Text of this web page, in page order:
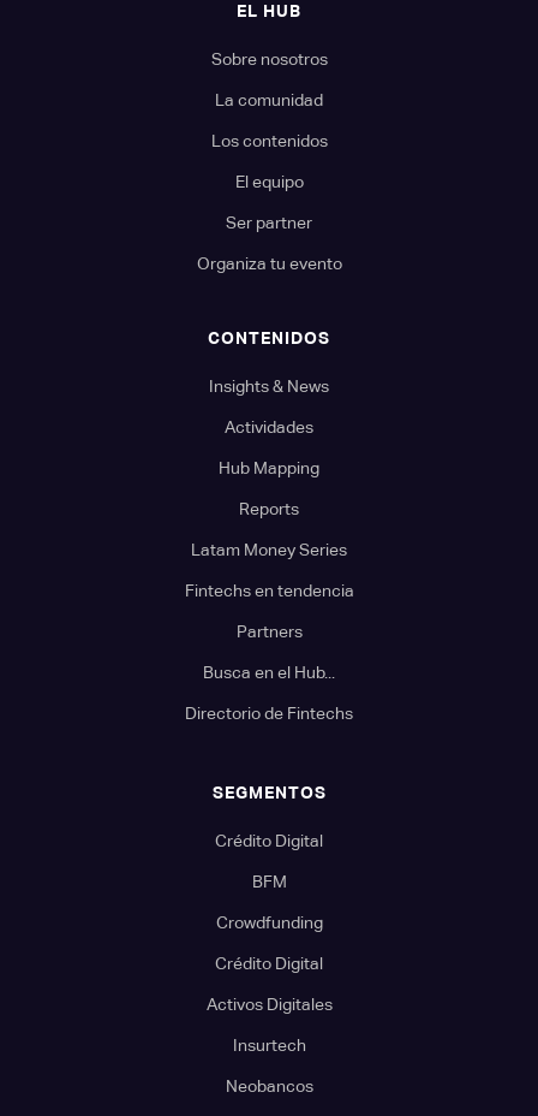
EL HUB
Sobre nosotros
La comunidad
Los contenidos
El equipo
Ser partner
Organiza tu evento
CONTENIDOS
Insights & News
Actividades
Hub Mapping
Reports
Latam Money Series
Fintechs en tendencia
Partners
Busca en el Hub...
Directorio de Fintechs
SEGMENTOS
Crédito Digital
BFM
Crowdfunding
Crédito Digital
Activos Digitales
Insurtech
Neobancos